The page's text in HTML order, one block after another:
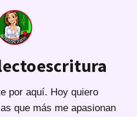
por aquí. Hoy quiero
que más me apasionan